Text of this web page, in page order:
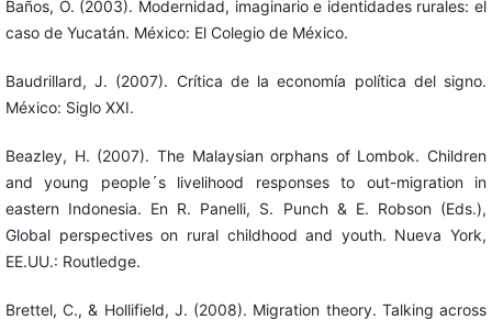
Baños, O. (2003). Modernidad, imaginario e identidades rurales: el
caso de Yucatán. México: El Colegio de México.
Baudrillard, J. (2007). Crítica de la economía política del signo.
México: Siglo XXI.
Beazley, H. (2007). The Malaysian orphans of Lombok. Children
and young people´s livelihood responses to out-migration in
eastern Indonesia. En R. Panelli, S. Punch & E. Robson (Eds.),
Global perspectives on rural childhood and youth. Nueva York,
EE.UU.: Routledge.
Brettel, C., & Hollifield, J. (2008). Migration theory. Talking across